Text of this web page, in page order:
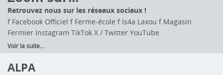
Retrouvez nous sur les réseaux sociaux !
f Facebook Officiel f Ferme-école f Is4a Laxou f Magasin
Fermier Instagram TikTok X / Twitter YouTube
Voir la suite...
ALPA